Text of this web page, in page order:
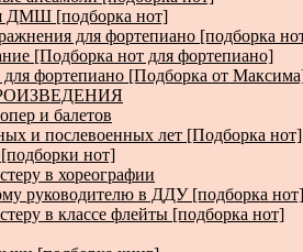
ДМШ [подборка нот]
для фортепиано [подборка
[Подборка нот для фортепиано]
фортепиано [Подборка от
и балетов
и послевоенных лет [Подборка нот]
нот]
в хореографии
руководителю в ДДУ [подборка нот]
в классе флейты [подборка нот]